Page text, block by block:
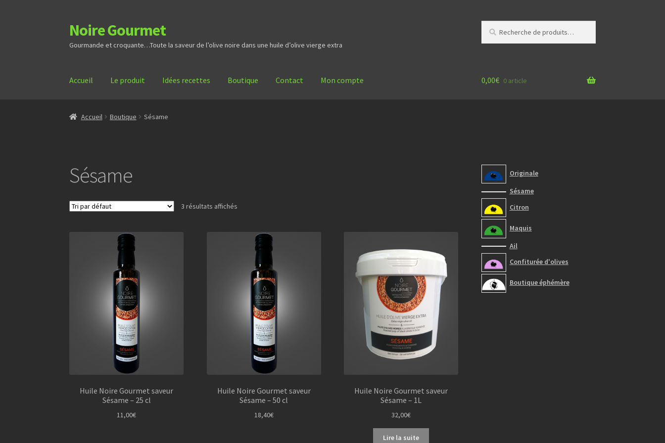
Aller
à
la
Aller
au
contenu
Noire Gourmet
Gourmande et croquante…Toute la saveur de l’olive noire dans une huile d’olive vierge extra
pour :
Accueil Le produit Idées recettes Boutique Contact Mon compte 0,00€ 0 article
Accueil Boutique Sésame
Sésame
3 résultats affichés
Huile Noire Gourmet saveur
Sésame – 25 cl
11,00€
Huile Noire Gourmet saveur
Sésame – 50 cl
18,40€
Huile Noire Gourmet saveur
Sésame – 1L
32,00€
Lire la suite
Originale
Sésame
Citron
Maquis
Ail
Confiturée d'olives
Boutique éphémère